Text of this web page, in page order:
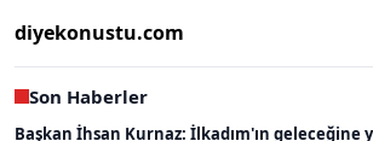
diyekonustu.com
Son Haberler
Başkan İhsan Kurnaz: İlkadım'ın geleceğine